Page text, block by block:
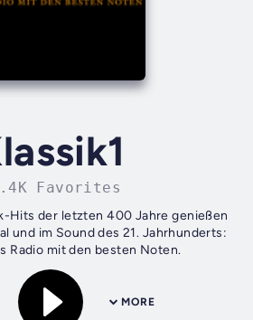
Favorites
Hits der letzten 400 Jahre genießen
und im Sound des 21. Jahrhunderts:
Radio mit den besten Noten.
MORE